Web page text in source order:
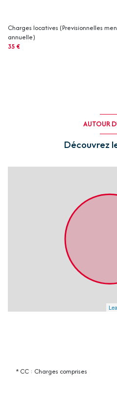
Charges locatives (Previsionnelles
annuelle)
35 €
AUTOUR
Découvrez
* CC : Charges comprises